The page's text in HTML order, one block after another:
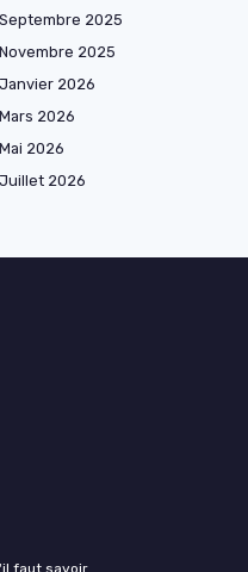
Septembre 2025
Novembre 2025
Janvier 2026
Mars 2026
Mai 2026
Juillet 2026